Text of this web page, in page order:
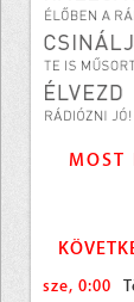
MOST
sze, 0:00